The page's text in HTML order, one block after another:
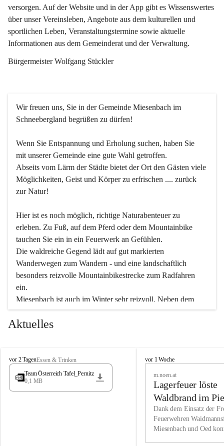
versorgen. Auf der Website und in der App gibt es Wissenswertes
über unser Vereinsleben, Angebote aus dem kulturellen und
sportlichen Leben, Veranstaltungstermine sowie aktuelle
Informationen aus dem Gemeinderat und der Verwaltung.
Bürgermeister Wolfgang Stückler
Wir freuen uns, Sie in der Gemeinde Miesenbach im
Schneebergland begrüßen zu dürfen!
Wenn Sie Entspannung und Erholung suchen, haben Sie
mit unserer Gemeinde eine gute Wahl getroffen.
Abseits vom Lärm der Städte bietet der Ort den Gästen viele
Möglichkeiten, Geist und Körper zu erfrischen .... zurück
zur Natur!
Hier ist es noch möglich, richtige Naturabenteuer zu
erleben. Zu Fuß, auf dem Pferd oder dem Mountainbike
tauchen Sie ein in ein Feuerwerk an Gefühlen.
Die waldreiche Gegend lädt auf gut markierten
Wanderwegen zum Wandern - und eine landschaftlich
besonders reizvolle Mountainbikestrecke zum Radfahren
ein.
Miesenbach ist auch im Winter sehr reizvoll. Neben dem
Eisstockschießen gibt es auf dem nahe gelegenen Unterberg
wunderschöne Naturschneepisten, die zum Schifahren oder
vielfältige Angebot unserer Kulturvereine.
Überzeugen Sie sich selbst, dass Sie in Miesenbach sowie
in den Beherbergungsbetrieben, Gaststätten und urigen
Wir kennen Miesenbach als lebens- und liebenswerten Ort.
Tradition und Innovation werden ebenso groß geschrieben
Aktuelles
M
i
s
vor 2 TagenEssen & Trinken
Team Österreich Tafel_Pernitz
0,1 MB
M
h
vor 1 Woche
m.noen.at
Lagerfeuer löste
Waldbrand im
aus
Dank dem Einsatz der
Feuerwehren
Miesenbach und Oed